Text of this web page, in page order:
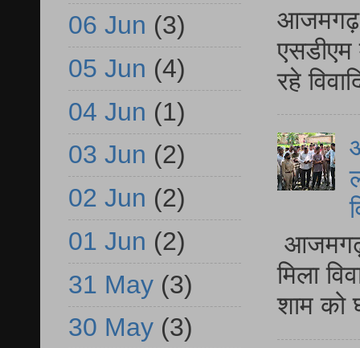
आजमगढ़
एसडीएम
रहे
आजमगढ़
मिला
शाम को
06 Jun (3)
05 Jun (4)
04 Jun (1)
03 Jun (2)
02 Jun (2)
01 Jun (2)
31 May (3)
30 May (3)